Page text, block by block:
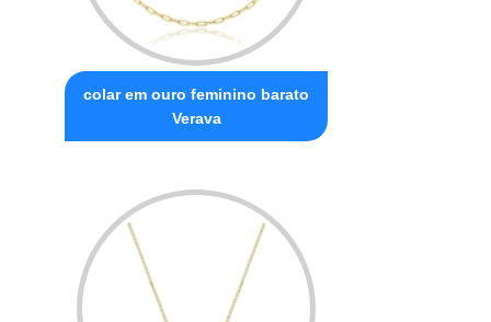
colar em ouro feminino barato
Verava